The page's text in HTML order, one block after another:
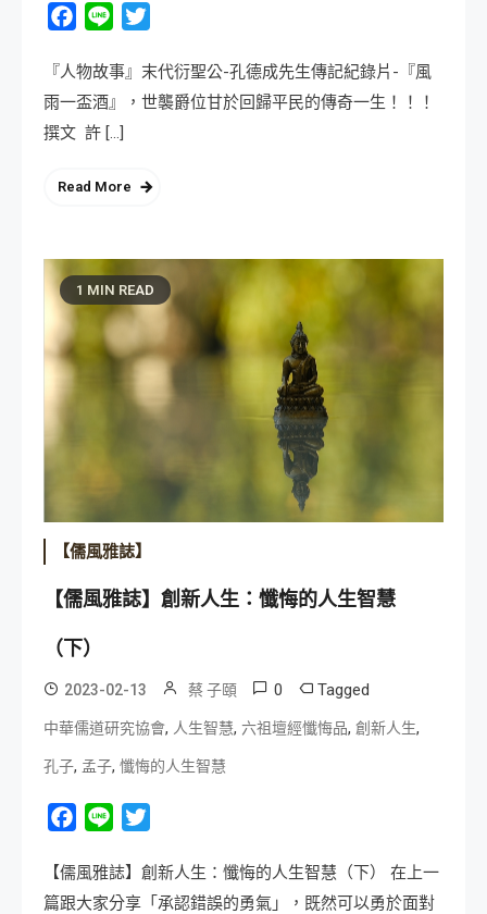
Facebook
Line
『人物故事』末代衍聖公-孔德成先生傳記紀錄片-『風
雨一盃酒』，世襲爵位甘於回歸平民的傳奇一生！！！
撰文 許 […]
Read More
1 MIN READ
【儒風雅誌】
【儒風雅誌】創新人生：懺悔的人生智慧
（下）
2023-02-13 蔡 子頤 0 Tagged
中華儒道研究協會, 人生智慧, 六祖壇經懺悔品, 創新人生,
孔子, 孟子, 懺悔的人生智慧
Facebook
Line
【儒風雅誌】創新人生：懺悔的人生智慧（下） 在上一
篇跟大家分享「承認錯誤的勇氣」，既然可以勇於面對